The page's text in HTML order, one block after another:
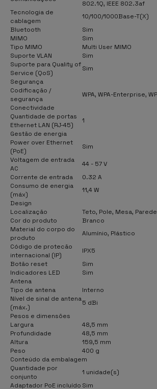
802.1Q, IEEE 802.3af
Tecnologia de
cablagem
10/100/1000Base-T(X)
Bluetooth
Sim
MIMO
Sim
Tipo MIMO
Multi User MIMO
Suporte VLAN
Sim
Suporte para Quality of
Service (QoS)
Sim
Segurança
Codificação /
segurança
WPA, WPA-Enterprise,
Conectividade
Quantidade de portas
Ethernet LAN (RJ-45)
1
Gestão de energia
Power over Ethernet
(PoE)
Sim
Voltagem de entrada
AC
44 - 57 V
Corrente de entrada
0.32 A
Consumo de energia
(máx)
11,4 W
Design
Localização
Teto, Pole, Mesa, Parede
Cor do produto
Branco
Material do corpo do
produto
Alumínio, Plástico
Código de protecão
internacional (IP)
IPX5
Botão reset
Sim
Indicadores LED
Sim
Antena
Tipo de antena
Interno
Nível de sinal de antena
(máx.)
5 dBi
Pesos e dimensões
Largura
48,5 mm
Profundidade
48,5 mm
Altura
159,5 mm
Peso
400 g
Conteúdo da embalagem
Quantidade por
conjunto
1 unidade(s)
Adaptador PoE incluído Sim